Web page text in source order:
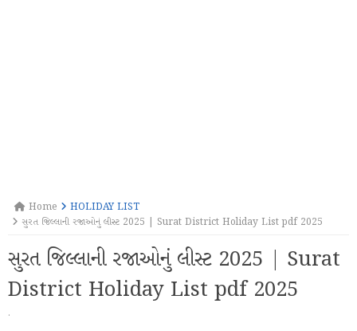
Home
HOLIDAY LIST
સુરત જિલ્લાની રજાઓનું લીસ્ટ 2025 | Surat District Holiday List pdf 2025
સુરત જિલ્લાની રજાઓનું લીસ્ટ 2025 | Surat
District Holiday List pdf 2025
·